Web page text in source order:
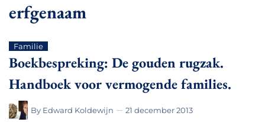
erfgenaam
Familie
Boekbespreking: De gouden rugzak.
Handboek voor vermogende families.
By Edward Koldewijn 21 december 2013